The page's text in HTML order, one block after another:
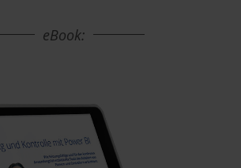
eBook: